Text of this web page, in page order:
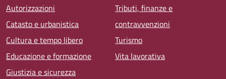
Autorizzazioni
Catasto e urbanistica
Cultura e tempo libero
Educazione e formazione
Giustizia e sicurezza
Tributi, finanze e
contravvenzioni
Turismo
Vita lavorativa